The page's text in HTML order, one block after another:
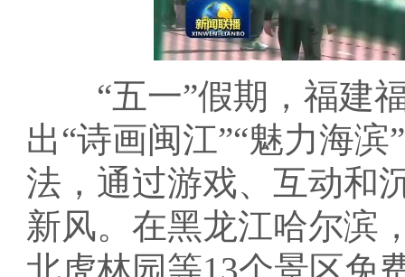
“五一”假期，福建福
出“诗画闽江”“魅力海
法，通过游戏、互动和
新风。在黑龙江哈尔滨